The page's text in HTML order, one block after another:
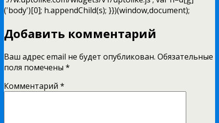
('body')[0]; h.appendChild(s); }})(window,document);
Добавить комментарий
Ваш адрес email не будет опубликован. Обязательные
поля помечены *
Комментарий *